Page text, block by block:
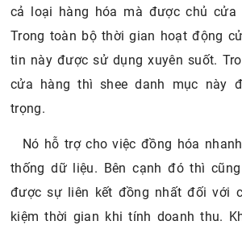
cả loại hàng hóa mà được chủ cửa
Trong toàn bộ thời gian hoạt động
tin này được sử dụng xuyên suốt.
cửa hàng thì shee danh mục này
trọng.
Nó hỗ trợ cho việc đồng hóa
thống dữ liệu. Bên cạnh đó thì
được sự liên kết đồng nhất đối với
kiệm thời gian khi tính doanh thu.